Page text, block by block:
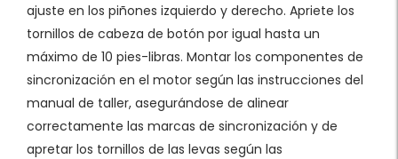
ajuste en los piñones izquierdo y derecho. Apriete los
tornillos de cabeza de botón por igual hasta un
máximo de 10 pies-libras. Montar los componentes de
sincronización en el motor según las instrucciones del
manual de taller, asegurándose de alinear
correctamente las marcas de sincronización y de
apretar los tornillos de las levas según las